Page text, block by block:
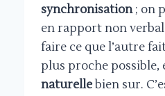
synchronisation; on
en rapport non
faire ce que l’autre
plus proche possible,
naturellebien sur.